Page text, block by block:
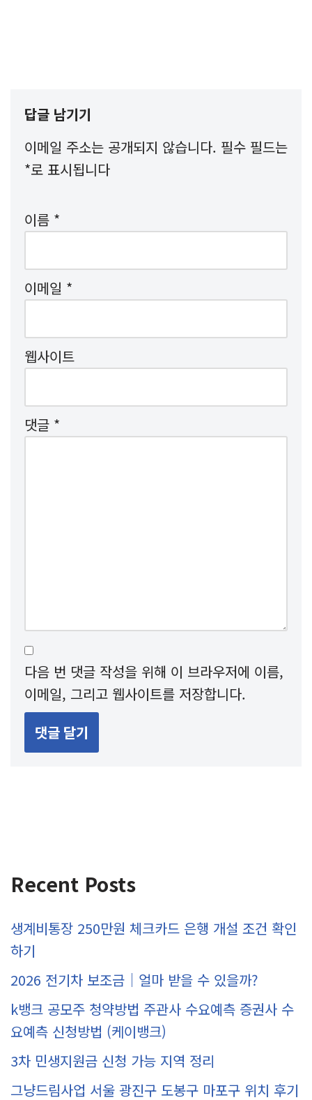
답글 남기기
이메일 주소는 공개되지 않습니다. 필수 필드는
*로 표시됩니다
이름 *
이메일 *
웹사이트
댓글 *
다음 번 댓글 작성을 위해 이 브라우저에 이름,
이메일, 그리고 웹사이트를 저장합니다.
Recent Posts
생계비통장 250만원 체크카드 은행 개설 조건 확인
하기
2026 전기차 보조금｜얼마 받을 수 있을까?
k뱅크 공모주 청약방법 주관사 수요예측 증권사 수
요예측 신청방법 (케이뱅크)
3차 민생지원금 신청 가능 지역 정리
그냥드림사업 서울 광진구 도봉구 마포구 위치 후기